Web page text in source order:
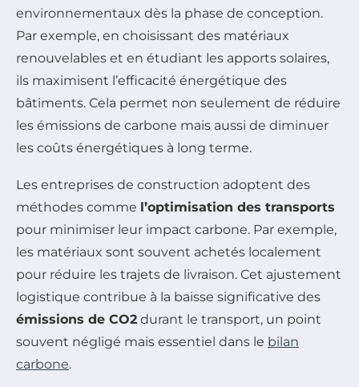
environnementaux dès la phase de conception.
Par exemple, en choisissant des matériaux
renouvelables et en étudiant les apports solaires,
ils maximisent l’efficacité énergétique des
bâtiments. Cela permet non seulement de réduire
les émissions de carbone mais aussi de diminuer
les coûts énergétiques à long terme.
Les entreprises de construction adoptent des
méthodes comme l’optimisation des transports
pour minimiser leur impact carbone. Par exemple,
les matériaux sont souvent achetés localement
pour réduire les trajets de livraison. Cet ajustement
logistique contribue à la baisse significative des
émissions de CO2 durant le transport, un point
souvent négligé mais essentiel dans le bilan
carbone.